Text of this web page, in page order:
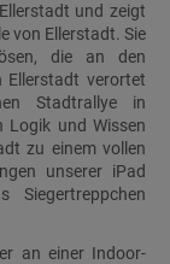
und zeigt
von Ellerstadt. Sie
die an den
Ellerstadt verortet
Stadtrallye in
Logik und Wissen
zu einem vollen
unserer iPad
an einer Indoor-